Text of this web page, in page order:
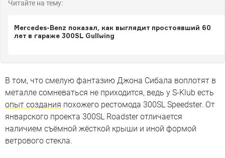
Читайте на тему:
Mercedes-Benz показал, как выглядит простоявший 60
лет в гараже 300SL Gullwing
В том, что смелую фантазию Джона Сибала воплотят в
металле сомневаться не приходится, ведь у S-Klub есть
опыт создания похожего рестомода 300SL Speedster. От
январского проекта 300SL Roadster отличается
наличием съёмной жёсткой крыши и иной формой
ветрового стекла.